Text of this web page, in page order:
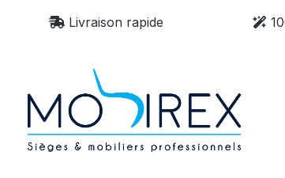
au contenu principal
Passer à la recherche
Passer à la navigation principale
Livraison rapide